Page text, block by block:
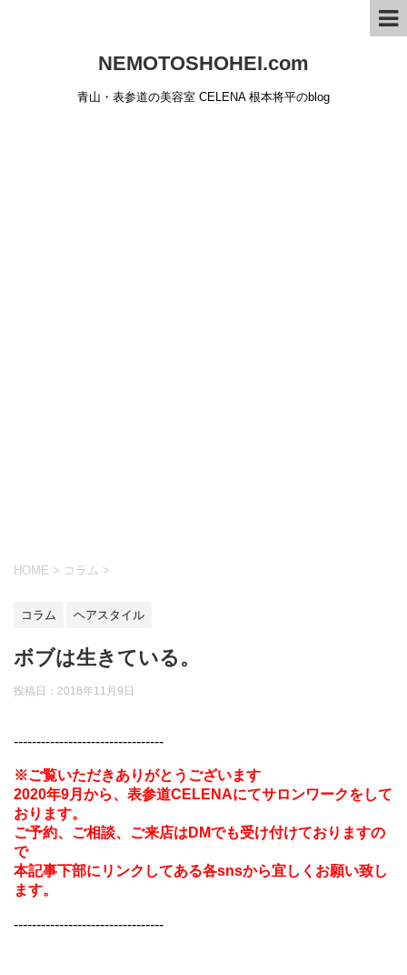
NEMOTOSHOHEI.com
青山・表参道の美容室 CELENA 根本将平のblog
HOME > コラム >
コラム ヘアスタイル
ボブは生きている。
投稿日： 2018年11月9日
---------------------------------
※ご覧いただきありがとうございます
2020年9月から、表参道CELENAにてサロンワークをして
おります。
ご予約、ご相談、ご来店はDMでも受け付けておりますの
で
本記事下部にリンクしてある各snsから宜しくお願い致し
ます。
---------------------------------